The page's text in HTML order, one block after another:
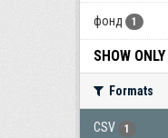
фонд 1
SHOW
Formats
CSV 1